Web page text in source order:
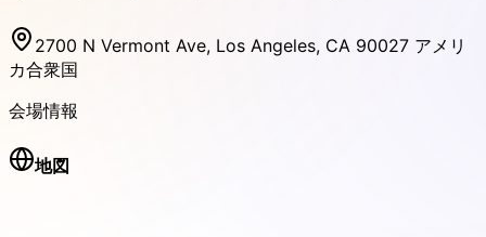
2700 N Vermont Ave, Los Angeles, CA 90027 アメリ
カ合衆国
会場情報
地図